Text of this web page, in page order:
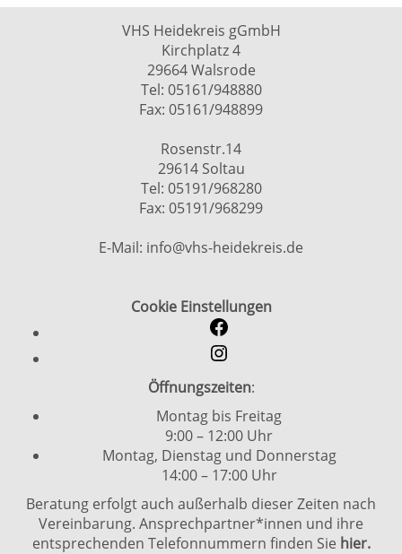
VHS Heidekreis gGmbH
Kirchplatz 4
29664 Walsrode
Tel: 05161/948880
Fax: 05161/948899
Rosenstr.14
29614 Soltau
Tel: 05191/968280
Fax: 05191/968299
E-Mail: info@vhs-heidekreis.de
Cookie Einstellungen
Öffnungszeiten:
Montag bis Freitag
9:00 – 12:00 Uhr
Montag, Dienstag und Donnerstag
14:00 – 17:00 Uhr
Beratung erfolgt auch außerhalb dieser Zeiten nach
Vereinbarung. Ansprechpartner*innen und ihre
entsprechenden Telefonnummern finden Sie hier.